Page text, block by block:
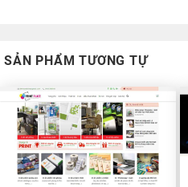
SẢN PHẨM TƯƠNG TỰ